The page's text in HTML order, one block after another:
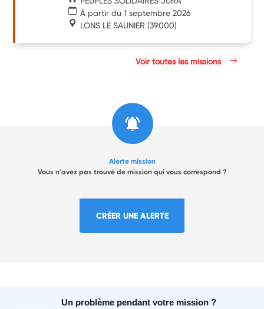
À partir du 1 septembre 2026
LONS LE SAUNIER (39000)
Voir toutes les missions
Alerte mission
Vous n'avez pas trouvé de mission qui vous correspond ?
CRÉER UNE ALERTE
Un problème pendant votre mission ?